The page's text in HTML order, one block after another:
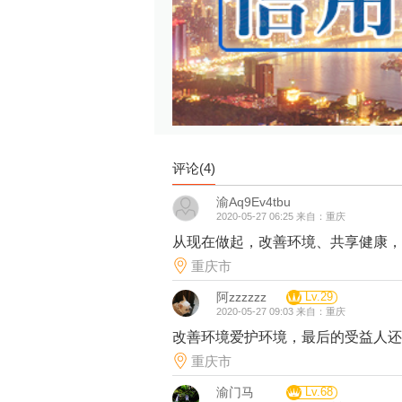
评论(4)
渝Aq9Ev4tbu
2020-05-27 06:25 来自：重庆
从现在做起，改善环境、共享健康
重庆市
阿zzzzzz Lv.29
2020-05-27 09:03 来自：重庆
改善环境爱护环境，最后的受益人
重庆市
渝门马 Lv.68